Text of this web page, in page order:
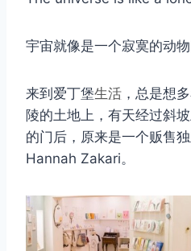
宇宙就像是一个寂寞的动物
来到爱丁堡生活 ，总是想
陵的土地上，有天经过斜
的门后，原来是一个贩售
Hannah Zakari。